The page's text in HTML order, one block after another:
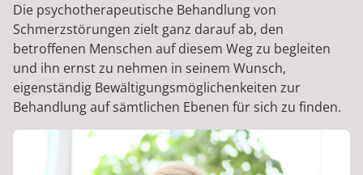
Die psychotherapeutische Behandlung von
Schmerzstörungen zielt ganz darauf ab, den
betroffenen Menschen auf diesem Weg zu begleiten
und ihn ernst zu nehmen in seinem Wunsch,
eigenständig Bewältigungsmöglichenkeiten zur
Behandlung auf sämtlichen Ebenen für sich zu finden.